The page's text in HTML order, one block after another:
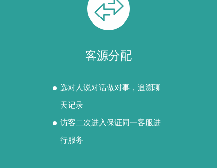
客源分配
选对人说对话做对事，追溯聊
天记录
访客二次进入保证同一客服进
行服务